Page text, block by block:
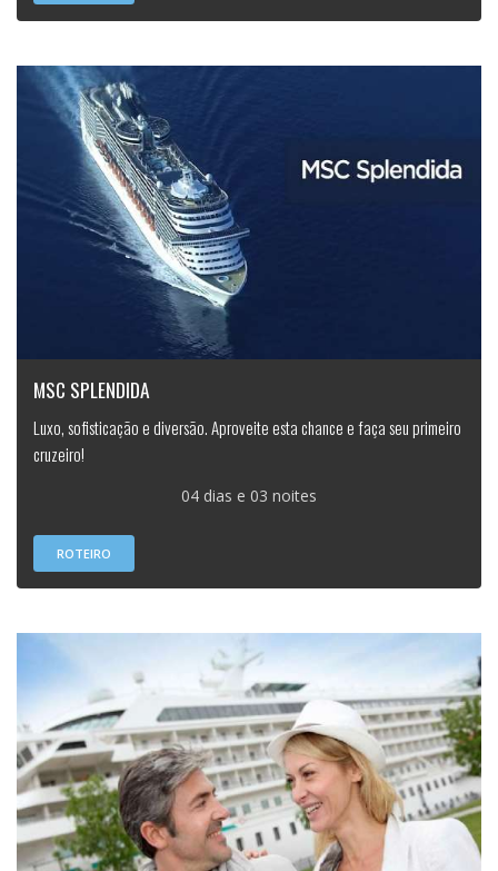
MSC SPLENDIDA
Luxo, sofisticação e diversão. Aproveite esta chance e faça seu primeiro
cruzeiro!
04 dias e 03 noites
ROTEIRO